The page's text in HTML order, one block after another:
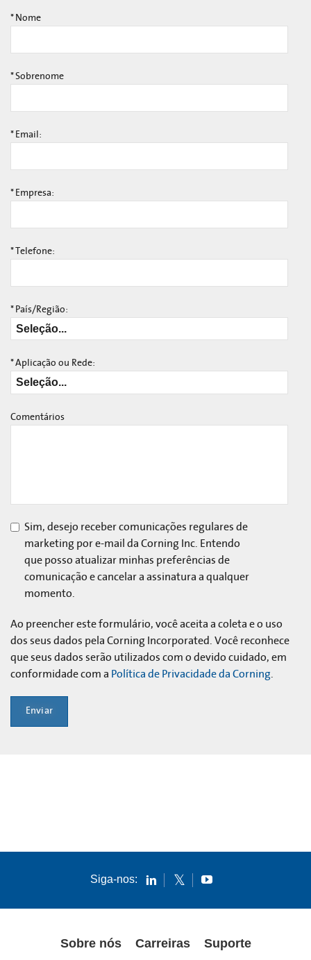
* Nome
*Sobrenome
* Email:
* Empresa:
*Telefone:
* País/Região:
*Aplicação ou Rede:
Comentários
Sim, desejo receber comunicações regulares de
marketing por e-mail da Corning Inc. Entendo
que posso atualizar minhas preferências de
comunicação e cancelar a assinatura a qualquer
momento.
Ao preencher este formulário, você aceita a coleta e o uso
dos seus dados pela Corning Incorporated. Você reconhece
que seus dados serão utilizados com o devido cuidado, em
conformidade com a Política de Privacidade da Corning.
Enviar
Siga-nos:
Sobre nós Carreiras Suporte